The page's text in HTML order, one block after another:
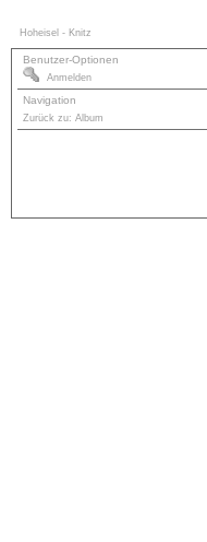
Hoheisel - Knitz
Benutzer-Optionen
Anmelden
Navigation
Zurück zu: Album